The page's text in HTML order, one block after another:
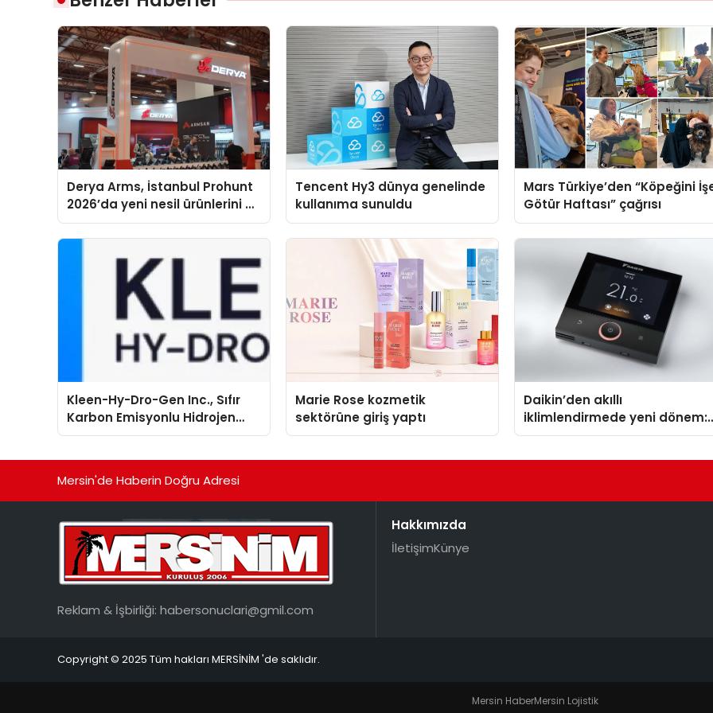
Derya Arms, İstanbul Prohunt
2026’da yeni nesil ürünlerini ve
global marka vizyonunu
sergiledi
Tencent Hy3 dünya genelinde
kullanıma sunuldu
Mars Türkiye’den “Köpeğini
Götür Haftası” çağrısı
Kleen-Hy-Dro-Gen Inc., Sıfır
Karbon Emisyonlu Hidrojen
Isıtma Teknolojisinde ISO ve
Marie Rose kozmetik
sektörüne giriş yaptı
Daikin’den akıllı
iklimlendirmede yeni dönem:
Madoka Plus Türkiye’de
Mersin'de Haberin Doğru Adresi
Reklam & İşbirliği: habersonuclari@gmil.com
Hakkımızda
İletişimKünye
Copyright © 2025 Tüm hakları MERSİNİM 'de saklıdır.
Mersin HaberMersin Lojistik